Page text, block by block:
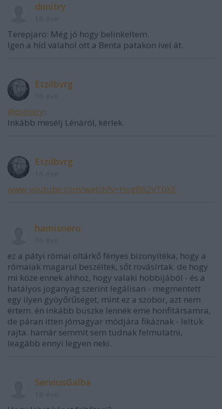
dimitry
Terepjaro: Még jó hogy belinkeltem.
Igen a híd valahol ott a Benta patakon ível át.
Etzilbvrg
@dimitry:
Inkább mesélj Lénáról, kérlek.
Etzilbvrg
www.youtube.com/watch?v=HogB62VT0XE
hamisnero
ez a pátyi római oltárkő fényes bizonyítéka, hogy a
rómaiak magarul beszéltek, sőt rovásírtak. de hogy
mi köze ennek ahhoz, hogy valaki hobbijából - és a
hatályos joganyag szerint legálisan - megmentett
egy ilyen gyöyőrűséget, mint ez a szobor, azt nem
értem. én inkább büszke lennék eme honfitársamra,
de páran itten jómagyar módjára fikáznak - leltük
rajta. hamár semmit sem tudnak felmutatni,
leagább ennyi legyen neki.
ServiusGalba